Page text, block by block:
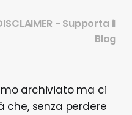
- Supporta il
Blog
archiviato ma ci
senza perdere